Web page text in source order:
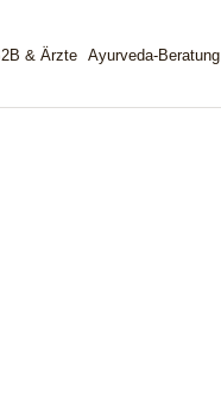
B2B & Ärzte Ayurveda-Beratung